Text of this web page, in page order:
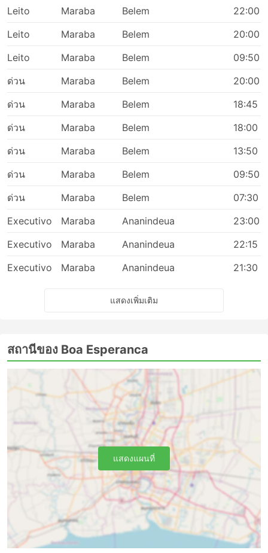
Leito Maraba Belem
22:00
Leito
Maraba Belem
20:00
Leito
Maraba Belem
09:50
ด่วน
Maraba Belem
20:00
ด่วน
Maraba Belem
18:45
ด่วน
Maraba Belem
18:00
ด่วน
Maraba Belem
13:50
ด่วน
Maraba Belem
09:50
ด่วน
Maraba Belem
07:30
Executivo
Maraba Ananindeua
23:00
Executivo
Maraba Ananindeua
22:15
Executivo
Maraba Ananindeua 21:30
แสดงเพิ่มเติม
สถานีของ Boa Esperanca
แสดงแผนที่